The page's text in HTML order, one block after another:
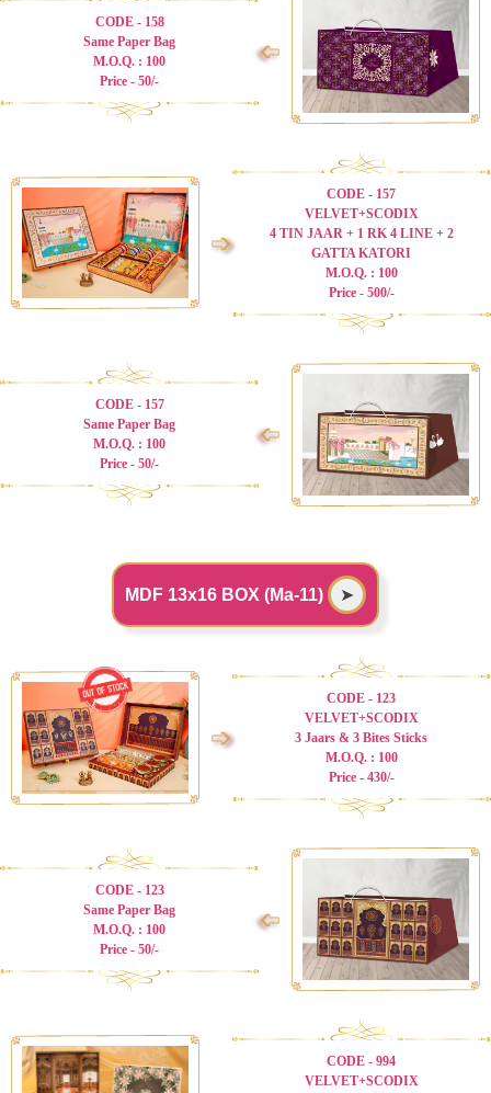
CODE - 158
Same Paper Bag
M.O.Q. : 100
Price - 50/-
➩
➩
CODE - 157
VELVET+SCODIX
4 TIN JAAR + 1 RK 4 LINE + 2
GATTA KATORI
M.O.Q. : 100
Price - 500/-
CODE - 157
Same Paper Bag
M.O.Q. : 100
Price - 50/-
➩
MDF 13x16 BOX (Ma-11) ➤
➩
CODE - 123
VELVET+SCODIX
3 Jaars & 3 Bites Sticks
M.O.Q. : 100
Price - 430/-
CODE - 123
Same Paper Bag
M.O.Q. : 100
Price - 50/-
➩
CODE - 994
VELVET+SCODIX